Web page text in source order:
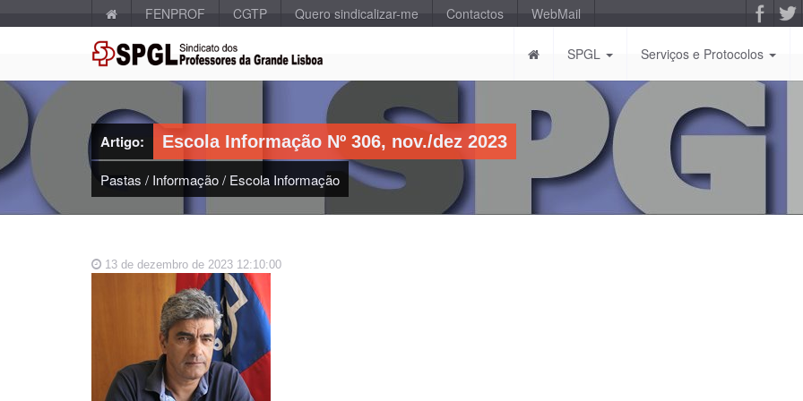
FENPROF CGTP Quero sindicalizar-me Contactos WebMail
SPGL Serviços e Protocolos
Artigo: Escola Informação Nº 306, nov./dez 2023
Pastas / Informação/ Escola Informação
13 de dezembro de 2023 12:10:00